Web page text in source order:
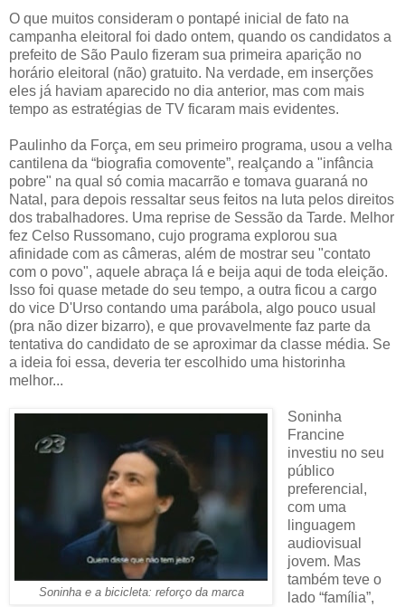
O que muitos consideram o pontapé inicial de fato na
campanha eleitoral foi dado ontem, quando os candidatos a
prefeito de São Paulo fizeram sua primeira aparição no
horário eleitoral (não) gratuito. Na verdade, em inserções
eles já haviam aparecido no dia anterior, mas com mais
tempo as estratégias de TV ficaram mais evidentes.
Paulinho da Força, em seu primeiro programa, usou a velha
cantilena da “biografia comovente”, realçando a "infância
pobre" na qual só comia macarrão e tomava guaraná no
Natal, para depois ressaltar seus feitos na luta pelos direitos
dos trabalhadores. Uma reprise de Sessão da Tarde. Melhor
fez Celso Russomano, cujo programa explorou sua
afinidade com as câmeras, além de mostrar seu "contato
com o povo", aquele abraça lá e beija aqui de toda eleição.
Isso foi quase metade do seu tempo, a outra ficou a cargo
do vice D'Urso contando uma parábola, algo pouco usual
(pra não dizer bizarro), e que provavelmente faz parte da
tentativa do candidato de se aproximar da classe média. Se
a ideia foi essa, deveria ter escolhido uma historinha
melhor...
Soninha e a bicicleta: reforço da marca
Soninha
Francine
investiu no seu
público
preferencial,
com uma
linguagem
audiovisual
jovem. Mas
também teve o
lado “família”,